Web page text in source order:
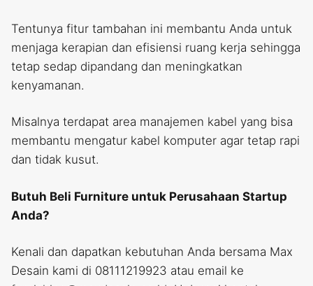
Tentunya fitur tambahan ini membantu Anda untuk
menjaga kerapian dan efisiensi ruang kerja sehingga
tetap sedap dipandang dan meningkatkan
kenyamanan.
Misalnya terdapat area manajemen kabel yang bisa
membantu mengatur kabel komputer agar tetap rapi
dan tidak kusut.
Butuh Beli Furniture untuk Perusahaan Startup
Anda?
Kenali dan dapatkan kebutuhan Anda bersama Max
Desain kami di 08111219923 atau email ke